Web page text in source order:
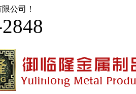
公司！